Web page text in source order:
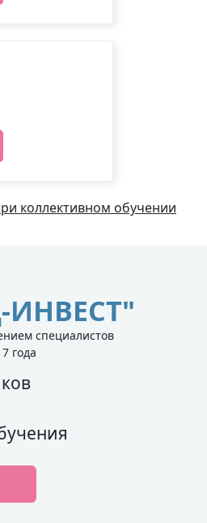
коллективном обучении
специалистов
года